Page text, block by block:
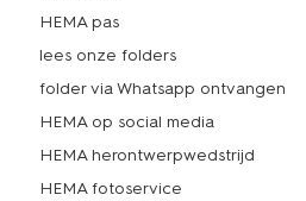
HEMA pas
lees onze folders
folder via Whatsapp ontvangen
HEMA op social media
HEMA herontwerpwedstrijd
HEMA fotoservice